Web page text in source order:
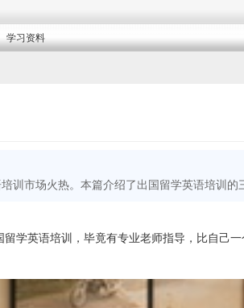
学习资料
市场火热。本篇介绍了出国留学英语培训的
学英语培训，毕竟有专业老师指导，比自己